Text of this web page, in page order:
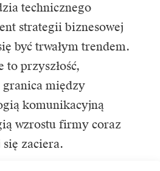
technicznego
strategii biznesowej
być trwałym trendem.
to przyszłość,
między
komunikacyjną
wzrostu firmy coraz
zaciera.